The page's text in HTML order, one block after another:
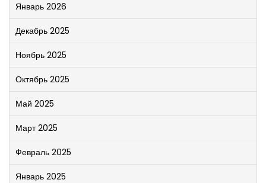
Январь 2026
Декабрь 2025
Ноябрь 2025
Октябрь 2025
Май 2025
Март 2025
Февраль 2025
Январь 2025